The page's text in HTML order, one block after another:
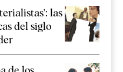
las
del siglo